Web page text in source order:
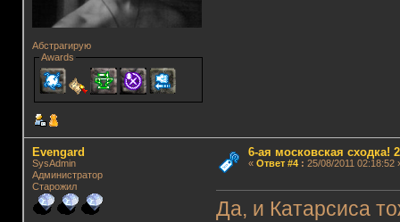
Абстрагирую
Awards
Evengard
SysAdmin
Администратор
Старожил
6-ая московская сходка!
« Ответ #4: 25/08/2011 02:18:52
Да, и Катарсиса